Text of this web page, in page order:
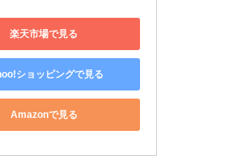
楽天市場で見る
ショッピングで見る
Amazonで見る